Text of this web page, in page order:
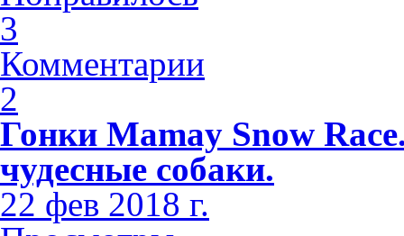
3
Комментарии
2
Гонки Mamay Snow
чудесные собаки.
22 фев 2018 г.